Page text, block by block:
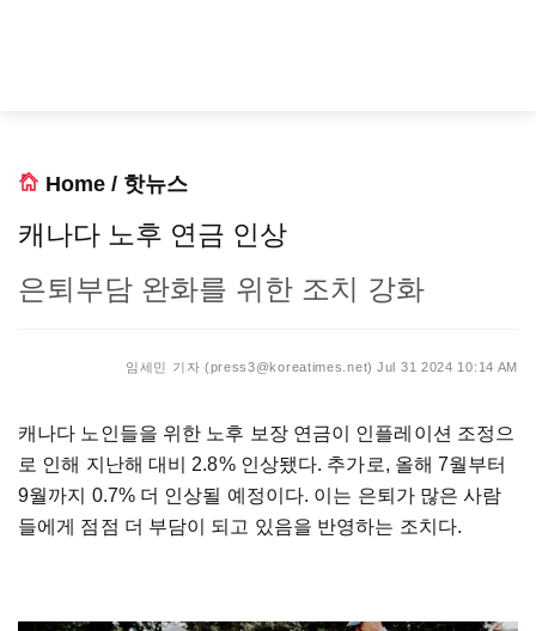
Home / 핫뉴스
캐나다 노후 연금 인상
은퇴부담 완화를 위한 조치 강화
임세민 기자 (press3@koreatimes.net) Jul 31 2024 10:14 AM
캐나다 노인들을 위한 노후 보장 연금이 인플레이션 조정으
로 인해 지난해 대비 2.8% 인상됐다. 추가로, 올해 7월부터
9월까지 0.7% 더 인상될 예정이다. 이는 은퇴가 많은 사람
들에게 점점 더 부담이 되고 있음을 반영하는 조치다.